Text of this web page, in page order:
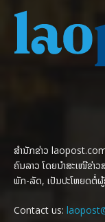
ສຳນັກຂ່າວ laopost.com
ຄົນລາວ ໂດຍນຳສະເໜີຂ່າ
ພັກ-ລັດ, ເປັນປະໂຫຍດຕໍ່
Contact us: